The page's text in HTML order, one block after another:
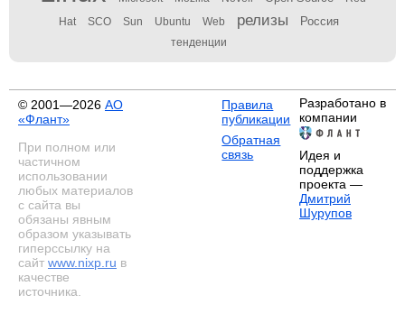
Hat SCO Sun Ubuntu Web релизы Россия
тенденции
© 2001—2026 АО
«Флант»
При полном или
частичном
использовании
любых материалов
с сайта вы
обязаны явным
образом указывать
гиперссылку на
сайт www.nixp.ru в
качестве
источника.
Правила
публикации
Обратная
связь
Разработано в
компании
Идея и
поддержка
проекта —
Дмитрий
Шурупов